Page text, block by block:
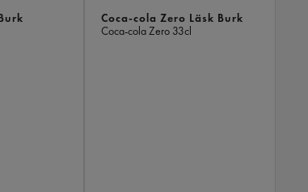
Coca-cola Zero Läsk Burk
Coca-cola Zero 33cl